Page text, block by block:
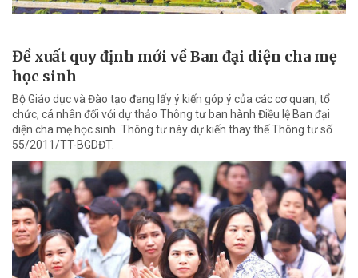
Đề xuất quy định mới về Ban đại diện cha mẹ
học sinh
Bộ Giáo dục và Đào tạo đang lấy ý kiến góp ý của các cơ quan, tổ
chức, cá nhân đối với dự thảo Thông tư ban hành Điều lệ Ban đại
diện cha mẹ học sinh. Thông tư này dự kiến thay thế Thông tư số
55/2011/TT-BGDĐT.